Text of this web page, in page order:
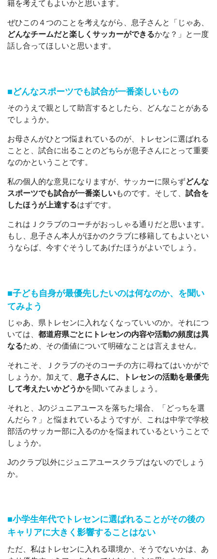
籍を考えてもよいかと思います。
ぜひこの４つのことを考えながら、息子さんと「じゃあ、
どんなチームだと楽しくサッカーができるかな？」と一度
話し合ってほしいと思います。
■どんなスポーツでも試合が一番楽しいもの
そのうえで親として助言するとしたら、どんなことがある
でしょうか。
お母さんがひとつ悩まれているのが、トレセンに選ばれる
ことと、試合に出ることのどちらが息子さんにとって重要
なのかということです。
私の個人的な意見になりますが、サッカーに限らずどんな
スポーツでも試合が一番楽しいものです。そして、 試合を
したほうが上達するはずです。
これはＪクラブのコーチがおっしゃる通りだと思います。
もし、息子さん本人がほかのクラブに移籍してもよいとい
うならば、今すぐそうしてあげたほうがよいでしょう。
■子ども自身が最優先したいのは何なのか、を聞い
てみよう
じゃあ、県トレセンに入れなくなっていいのか。それにつ
いては、 都道府県ごとにトレセンの内容や活動の頻度は異
なるため、その価値について明確なことは言えません。
それこそ、Ｊクラブのそのコーチの方に尋ねてはいかがで
しょうか。加えて、 息子さんに、トレセンの活動を最優先
して考えたいかどうかを聞いてみましょう。
それと、Jのジュニアユースを落ちた場合、「どっちを選
んだら？」と悩まれているようですが、これは中学で学校
部活のサッカー部に入るのかを悩まれているということで
しょうか。
Jのクラブ以外にジュニアユースクラブはないのでしょう
か。
■小学生年代でトレセンに選ばれることがその後の
キャリアに大きく影響することはない
ただ、私はトレセンに入れる環境か、そうでないかは、あ